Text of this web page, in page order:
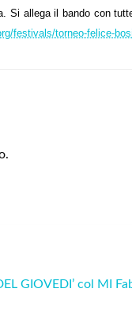
Si allega il bando con
festivals/torneo-felice-
GIOVEDI’ col MI